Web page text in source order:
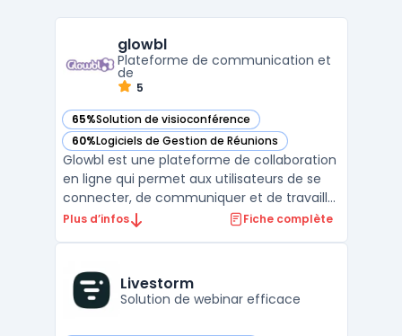
glowbl
Plateforme de communication et
de
5
65%Solution de visioconférence
— voir glowbl dans cette catégorie
60%Logiciels de Gestion de Réunions
— voir glowbl dans cette catégorie
Glowbl est une plateforme de collaboration
en ligne qui permet aux utilisateurs de se
connecter, de communiquer et de travailler
ensemble en temps réel, peu importe où ils
collaboration entre les équipes, les clients,
les parte ...
Plus d’infos Fiche complète
Livestorm
Solution de webinar efficace